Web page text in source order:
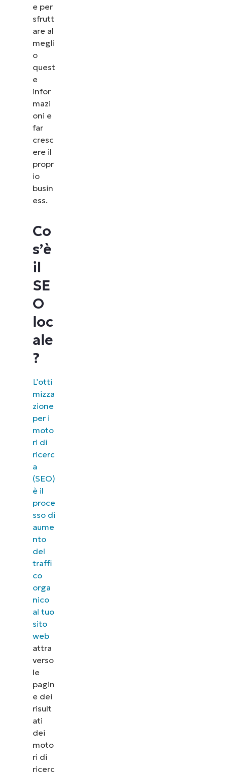
e per
sfrutt
are al
megli
o
quest
e
infor
mazi
oni e
far
cresc
ere il
propr
io
busin
ess.
Co
s’è
il
SE
O
loc
ale
?
L’otti
mizza
zione
per i
moto
ri di
ricerc
a
(SEO)
è il
proce
sso di
aume
nto
del
traffi
co
orga
nico
al tuo
sito
web
attra
verso
le
pagin
e dei
risult
ati
dei
moto
ri di
ricerc